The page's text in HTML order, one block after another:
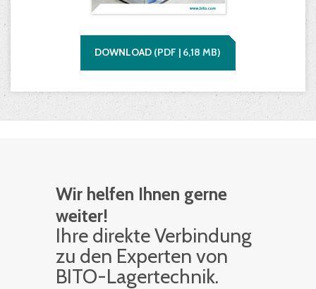
DOWNLOAD (PDF | 6,18 MB)
Wir helfen Ihnen gerne
weiter!
Ihre di­rek­te Ver­bin­dung
zu den Ex­per­ten von
BITO-La­ger­tech­nik.